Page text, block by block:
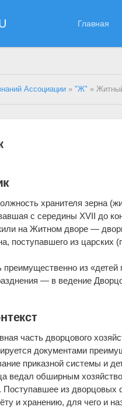
Главная
Ассоциации »"Ж" »
хранителя зерна
с середины XVII до
на Житном дворе —
поступавшего из царских
из
— в ведение
часть дворцового
документами
приказной системы и
ведал обширным
из дворцовых
и хранению, для чего и